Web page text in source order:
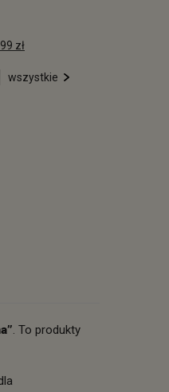
zł
wszystkie
. To produkty